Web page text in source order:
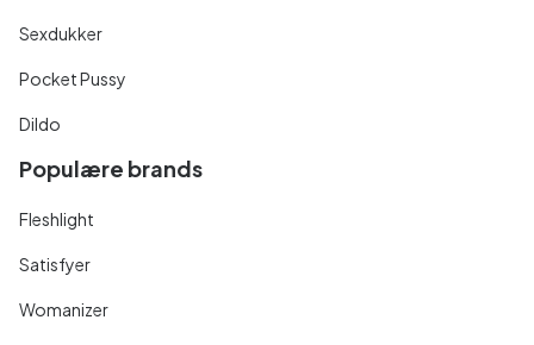
Sexdukker
Pocket Pussy
Dildo
Populære brands
Fleshlight
Satisfyer
Womanizer